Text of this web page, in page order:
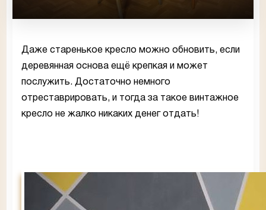
Даже старенькое кресло можно обновить, если
деревянная основа ещё крепкая и может
послужить. Достаточно немного
отреставрировать, и тогда за такое винтажное
кресло не жалко никаких денег отдать!